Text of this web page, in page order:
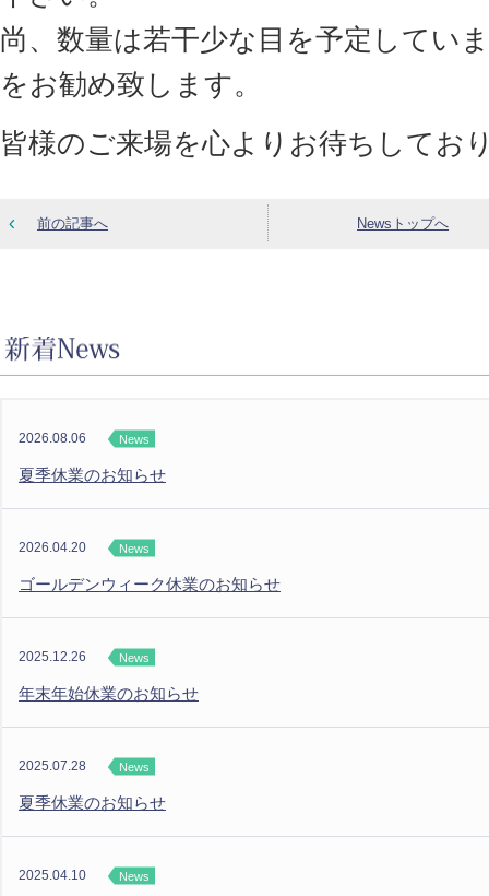
尚、数量は若干少な目を予定してい
をお勧め致します。
皆様のご来場を心よりお待ちしてお
前の記事へ Newsトップへ
2026.08.06 News
夏季休業のお知らせ
2026.04.20 News
ゴールデンウィーク休業のお知らせ
2025.12.26 News
年末年始休業のお知らせ
2025.07.28 News
夏季休業のお知らせ
2025.04.10 News